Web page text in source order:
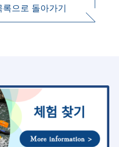
으로 돌아가기